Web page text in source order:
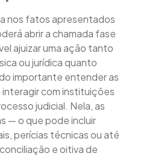
nos fatos apresentados
abrir a chamada fase
ajuizar uma ação tanto
ou jurídica quanto
importante entender as
com instituições
judicial. Nela, as
— o que pode incluir
perícias técnicas ou até
e oitiva de